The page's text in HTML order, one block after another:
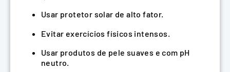
Usar protetor solar de alto fator.
Evitar exercícios físicos intensos.
Usar produtos de pele suaves e com pH
neutro.